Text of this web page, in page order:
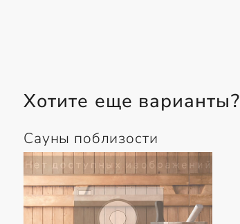
Хотите еще варианты?
Сауны поблизости